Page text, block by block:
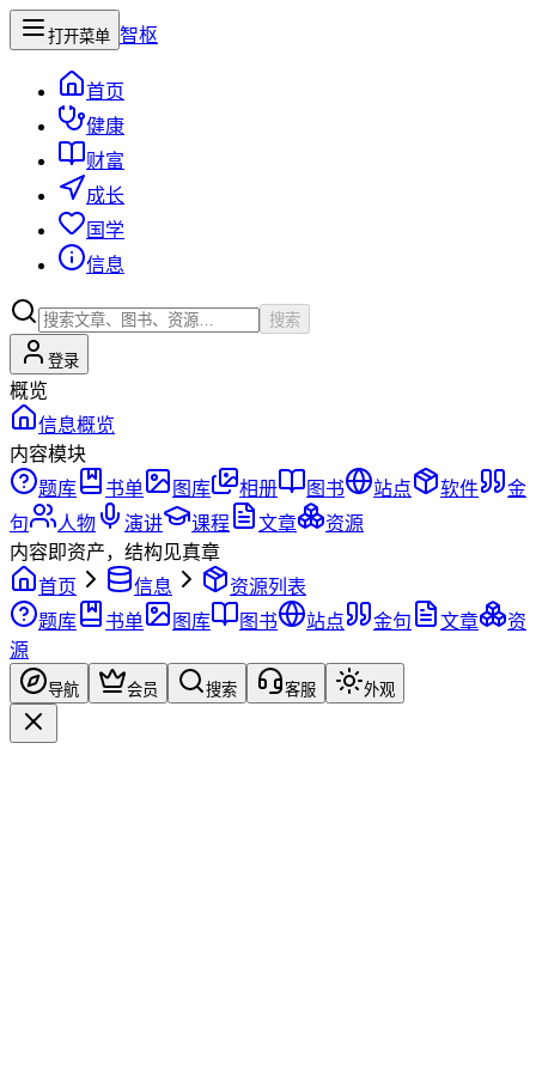
打开菜单 智枢
首页
健康
财富
成长
国学
信息
搜索
登录
概览
信息概览
内容模块
题库
书单 图库 相册 图书 站点 软件
金
句
人物 演讲 课程 文章
资源
内容即资产，结构见真章
首页
信息
资源列表
题库
书单 图库 图书 站点 金句 文章
资
源
导航 会员 搜索 客服 外观